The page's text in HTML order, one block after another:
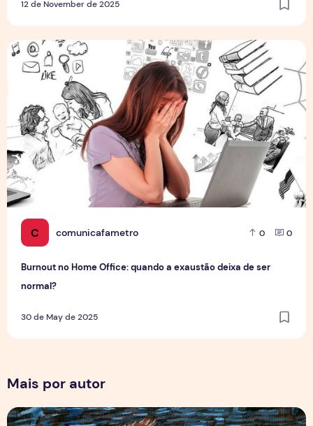
12 de November de 2025
C comunicafametro 0 0
Burnout no Home Office: quando a exaustão deixa de ser
normal?
30 de May de 2025
Burnout no Home Office: quando a exaustão deixa de ser
Mais por autor
Por Trás dos Pixels